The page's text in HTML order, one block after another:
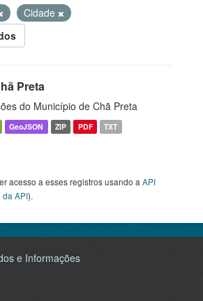
Cidade
Preta
do Município de Chã Preta
GeoJSON ZIP PDF TXT
acesso a esses registros usando a API
da API).
e Informações